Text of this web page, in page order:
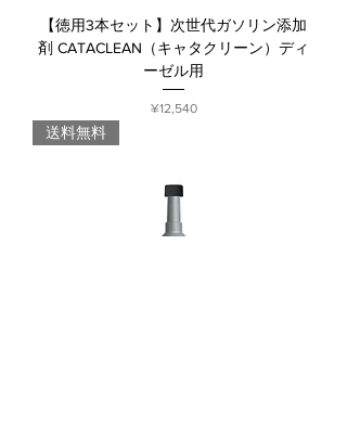
【徳用3本セット】次世代ガソリン添加
剤 CATACLEAN（キャタクリーン）ディ
ーゼル用
Price
¥12,540
送料無料